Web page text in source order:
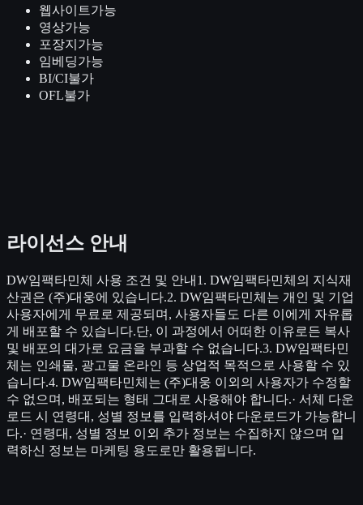
웹사이트가능
영상가능
포장지 가능
임베딩가능
BI/CI불가
OFL불가
라이선스 안내
DW임팩타민체 사용 조건 및 안내1. DW임팩타민체의 지식재
산권은 (주)대웅에 있습니다.2. DW임팩타민체는 개인 및 기업
사용자에게 무료로 제공되며, 사용자들도 다른 이에게 자유롭
게 배포할 수 있습니다.단, 이 과정에서 어떠한 이유로든 복사
및 배포의 대가로 요금을 부과할 수 없습니다.3. DW임팩타민
체는 인쇄물, 광고물 온라인 등 상업적 목적으로 사용할 수 있
습니다.4. DW임팩타민체는 (주)대웅 이외의 사용자가 수정할
수 없으며, 배포되는 형태 그대로 사용해야 합니다.· 서체 다운
로드 시 연령대, 성별 정보를 입력하셔야 다운로드가 가능합니
다.· 연령대, 성별 정보 이외 추가 정보는 수집하지 않으며 입
력하신 정보는 마케팅 용도로만 활용됩니다.